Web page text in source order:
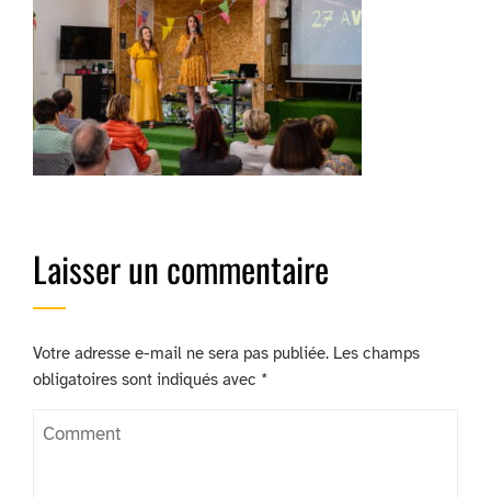
Laisser un commentaire
Votre adresse e-mail ne sera pas publiée. Les champs
obligatoires sont indiqués avec *